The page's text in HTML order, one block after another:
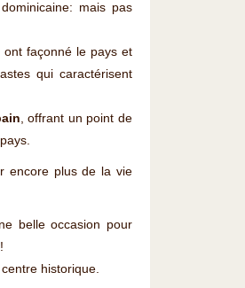
mais pas
façonné le pays et
qui caractérisent
, offrant un point de
encore plus de la vie
belle occasion pour
historique.